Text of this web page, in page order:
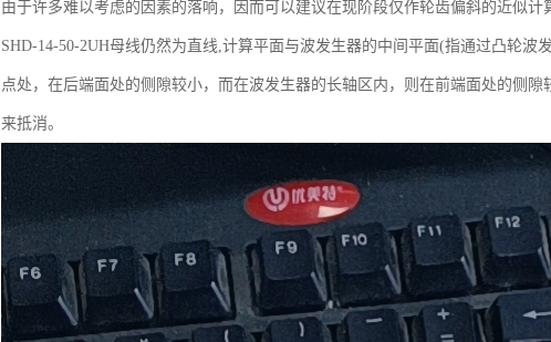
由于许多难以考虑的因素的落响，因而可以建议在现阶段仅作轮齿偏斜的近似
SHD-14-50-2UH母线仍然为直线,计算平面与波发生器的中间平面(指通过凸轮
点处，在后端面处的侧隙较小，而在波发生器的长轴区内，则在前端面处的侧
来抵消。